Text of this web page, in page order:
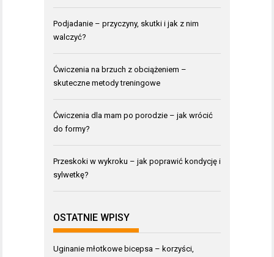
Podjadanie – przyczyny, skutki i jak z nim
walczyć?
Ćwiczenia na brzuch z obciążeniem –
skuteczne metody treningowe
Ćwiczenia dla mam po porodzie – jak wrócić
do formy?
Przeskoki w wykroku – jak poprawić kondycję i
sylwetkę?
OSTATNIE WPISY
Uginanie młotkowe bicepsa – korzyści,